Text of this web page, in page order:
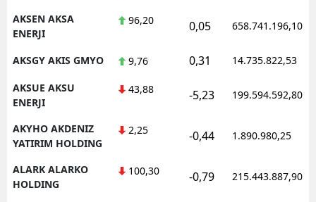
Sinop
Tokat
AKSEN AKSA
ENERJI
96,20 0,05 658.741.196,10
AKSGY AKIS GMYO 9,76 0,31 14.735.822,53
AKSUE AKSU
ENERJI
43,88 -5,23 199.594.592,80
AKYHO AKDENIZ
YATIRIM HOLDING
2,25 -0,44 1.890.980,25
ALARK ALARKO
HOLDING
100,30 -0,79 215.443.887,90